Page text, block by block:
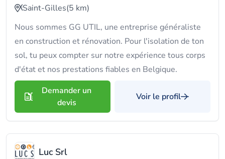
Saint-Gilles(5 km)
Nous sommes GG UTIL, une entreprise généraliste
en construction et rénovation. Pour l'isolation de ton
sol, tu peux compter sur notre expérience tous corps
d'état et nos prestations fiables en Belgique.
Demander un
devis
Voir le profil
Luc Srl